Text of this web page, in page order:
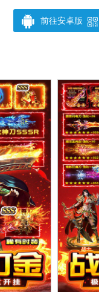
前往安卓版